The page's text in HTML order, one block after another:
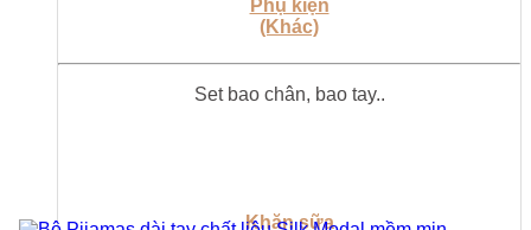
Phụ kiện
(Khác)
Set bao chân, bao tay..
Khăn sữa